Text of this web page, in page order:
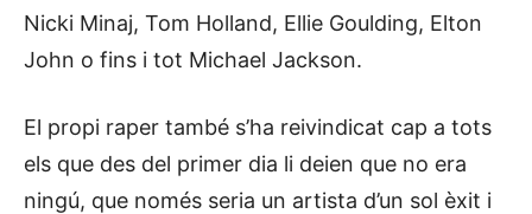
Nicki Minaj, Tom Holland, Ellie Goulding, Elton
John o fins i tot Michael Jackson.
El propi raper també s’ha reivindicat cap a tots
els que des del primer dia li deien que no era
ningú, que només seria un artista d’un sol èxit i